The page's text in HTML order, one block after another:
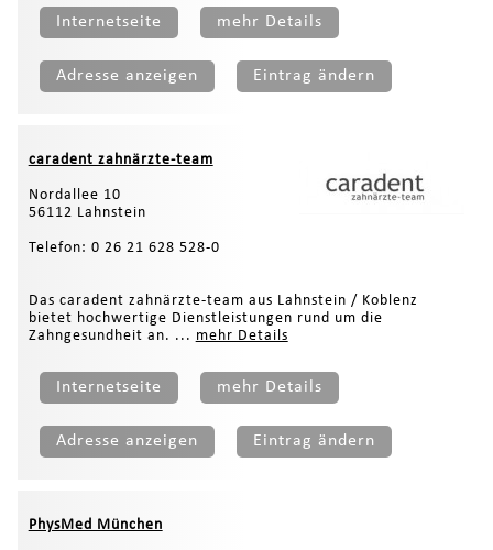
Internetseite mehr Details
Adresse anzeigen Eintrag ändern
caradent zahnärzte-team
Nordallee 10
56112 Lahnstein
Telefon: 0 26 21 628 528-0
Das caradent zahnärzte-team aus Lahnstein / Koblenz
bietet hochwertige Dienstleistungen rund um die
Zahngesundheit an. ... mehr Details
Internetseite mehr Details
Adresse anzeigen Eintrag ändern
PhysMed München